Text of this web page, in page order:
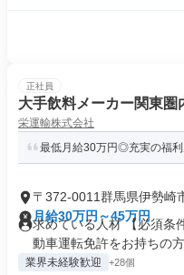
正社員
大手飲料メーカー関東
栄運輸株式会社
最低月給30万円◎充実の福
〒372-0011群馬県伊勢崎
月給30万円～45万円
求めている人材 【必須条
動車運転免許をお持ちの方
業界未経験歓迎 +28個